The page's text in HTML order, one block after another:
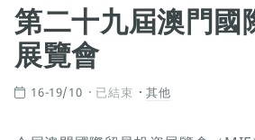
第二十九屆澳門國
展覽會
16-19/10 已結束 其他